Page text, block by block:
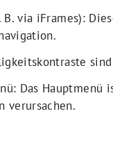
via iFrames):
Das
verursachen.